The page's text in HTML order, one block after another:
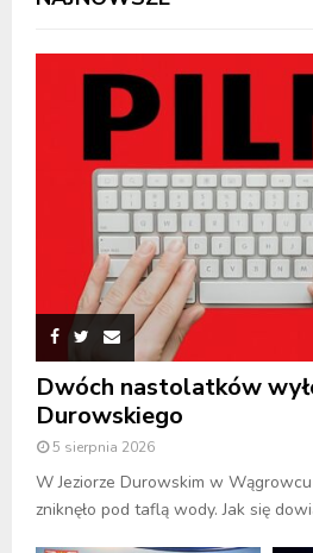
Dwóch nastolatków
Durowskiego
5 sierpnia 2026
W Jeziorze Durowskim w
zniknęło pod taflą wody. Jak się